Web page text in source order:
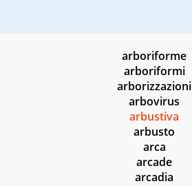
arboriforme
arboriformi
arborizzazioni
arbovirus
arbustiva
arbusto
arca
arcade
arcadia